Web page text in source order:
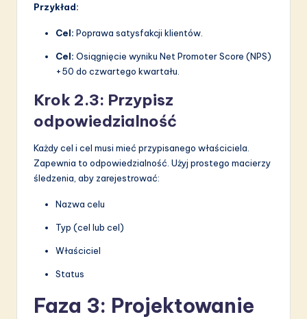
Przykład:
Cel: Poprawa satysfakcji klientów.
Cel: Osiągnięcie wyniku Net Promoter Score (NPS)
+50 do czwartego kwartału.
Krok 2.3: Przypisz
odpowiedzialność
Każdy cel i cel musi mieć przypisanego właściciela.
Zapewnia to odpowiedzialność. Użyj prostego macierzy
śledzenia, aby zarejestrować:
Nazwa celu
Typ (cel lub cel)
Właściciel
Status
Faza 3: Projektowanie